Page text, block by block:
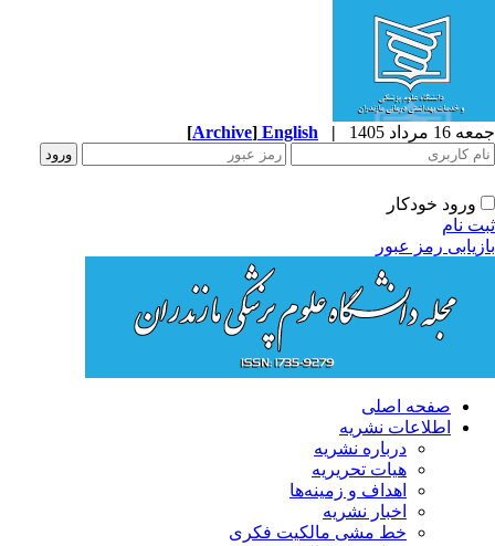
مرداد 1405 |
English
[Archive]
ورود خودکار
نام
رمز عبور
صفحه اصلی
اطلاعات نشریه
درباره نشریه
هیات تحریریه
اهداف و زمینه‌ها
اخبار نشریه
خط مشی مالکیت فکری